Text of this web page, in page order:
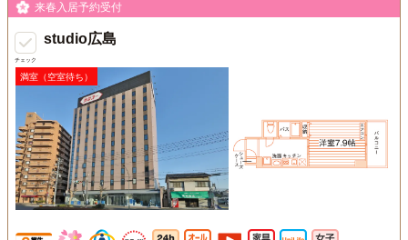
チェック
来春入居予約受付
studio広島
満室（空室待ち）